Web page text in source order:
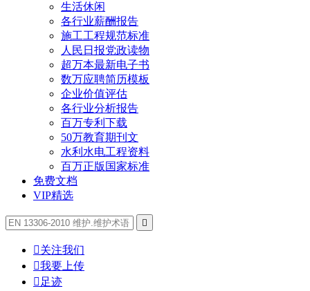
生活休闲
各行业薪酬报告
施工工程规范标准
人民日报党政读物
超万本最新电子书
数万应聘简历模板
企业价值评估
各行业分析报告
百万专利下载
50万教育期刊文
水利水电工程资料
百万正版国家标准
免费文档
VIP精选

关注我们
我要上传
 足迹